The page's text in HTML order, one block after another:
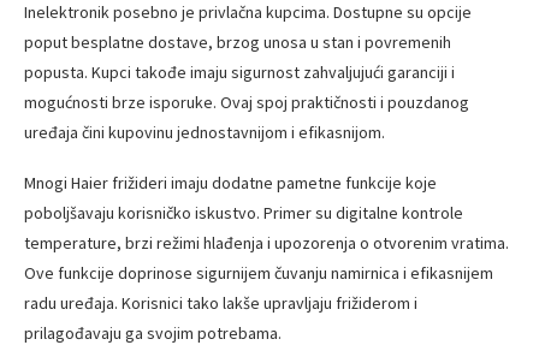
Inelektronik posebno je privlačna kupcima. Dostupne su opcije
poput besplatne dostave, brzog unosa u stan i povremenih
popusta. Kupci takođe imaju sigurnost zahvaljujući garanciji i
mogućnosti brze isporuke. Ovaj spoj praktičnosti i pouzdanog
uređaja čini kupovinu jednostavnijom i efikasnijom.
Mnogi Haier frižideri imaju dodatne pametne funkcije koje
poboljšavaju korisničko iskustvo. Primer su digitalne kontrole
temperature, brzi režimi hlađenja i upozorenja o otvorenim vratima.
Ove funkcije doprinose sigurnijem čuvanju namirnica i efikasnijem
radu uređaja. Korisnici tako lakše upravljaju frižiderom i
prilagođavaju ga svojim potrebama.